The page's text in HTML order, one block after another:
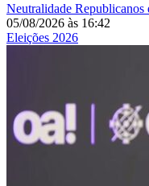
Neutralidade Republicanos
05/08/2026 às 16:42
Eleições 2026